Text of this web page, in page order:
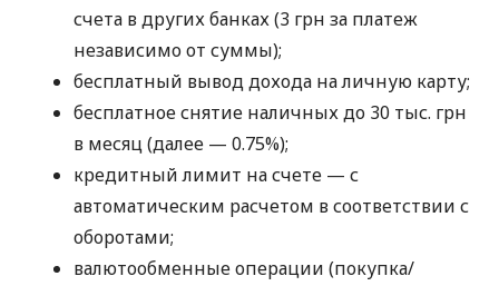
счета в других банках (3 грн за платеж
независимо от суммы);
бесплатный вывод дохода на личную карту;
бесплатное снятие наличных до 30 тыс. грн
в месяц (далее — 0.75%);
кредитный лимит на счете — с
автоматическим расчетом в соответствии с
оборотами;
валютообменные операции (покупка/